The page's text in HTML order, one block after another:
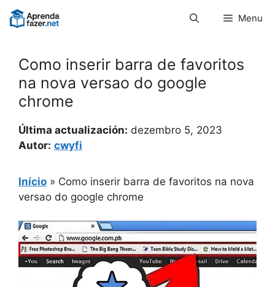
Pular
para
Menu
Como inserir barra de favoritos
na nova versao do google
chrome
Última actualización: dezembro 5, 2023
Autor: cwyfi
Início » Como inserir barra de favoritos na nova
versao do google chrome